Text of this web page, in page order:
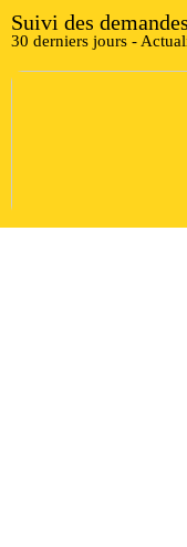
Suivi des
30 derniers jours -